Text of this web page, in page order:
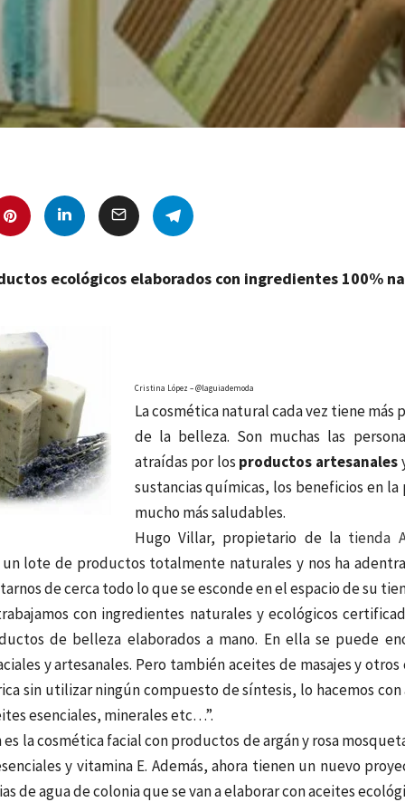
ecológicos elaborados con ingredientes 100%
Cristina López – @laguiademoda
La cosmética natural cada vez tiene más
de la belleza. Son muchas las
atraídas por los productos artesanales
sustancias químicas, los beneficios en la
mucho más saludables.
Hugo Villar, propietario de la tienda
lote de productos totalmente naturales y nos ha
de cerca todo lo que se esconde en el espacio de su
con ingredientes naturales y ecológicos
de belleza elaborados a mano. En ella se puede
y artesanales. Pero también aceites de masajes y
sin utilizar ningún compuesto de síntesis, lo hacemos
esenciales, minerales etc…”.
la cosmética facial con productos de argán y rosa
y vitamina E. Además, ahora tienen un nuevo
de agua de colonia que se van a elaborar con aceites